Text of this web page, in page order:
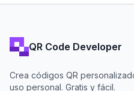
QR Code Developer
Crea códigos QR
uso personal. Gratis y fácil.